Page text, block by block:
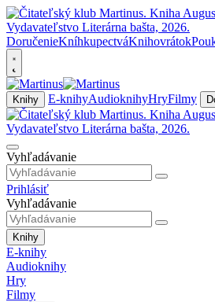
DoručenieKníhkupectváKnihovrátok
Knihy E-knihyAudioknihyHryFilmy
Vyhľadávanie
Prihlásiť
Vyhľadávanie
Knihy
E-knihy
Audioknihy
Hry
Filmy